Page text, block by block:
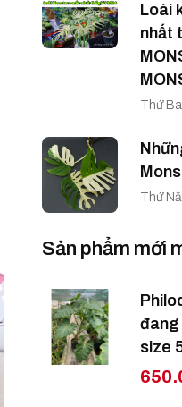
Loài
nhất
Thứ
Thứ
Sản phẩm mới
đang
size